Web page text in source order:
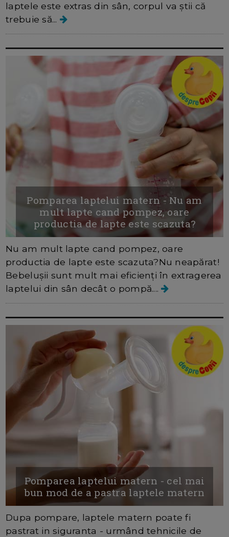
laptele este extras din sân, corpul va știi că
trebuie să...
Pomparea laptelui matern - Nu am
mult lapte cand pompez, oare
productia de lapte este scazuta?
Nu am mult lapte cand pompez, oare
productia de lapte este scazuta?Nu neapărat!
Bebelușii sunt mult mai eficienți în extragerea
laptelui din sân decât o pompă....
Pomparea laptelui matern - cel mai
bun mod de a pastra laptele matern
Dupa pompare, laptele matern poate fi
pastrat in siguranta - urmând tehnicile de